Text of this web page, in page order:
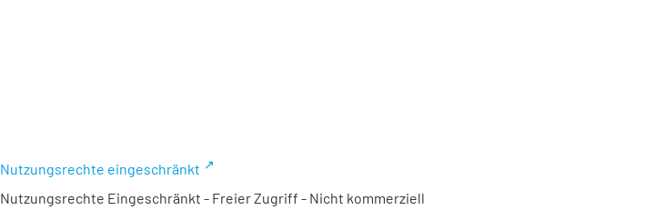
Nutzungsrechte eingeschränkt
Nutzungsrechte Eingeschränkt - Freier Zugriff - Nicht kommerziell